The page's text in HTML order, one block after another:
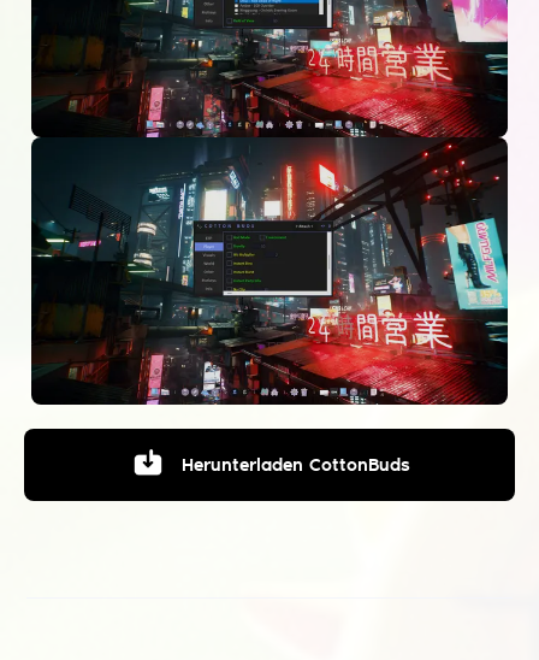
Herunterladen CottonBuds